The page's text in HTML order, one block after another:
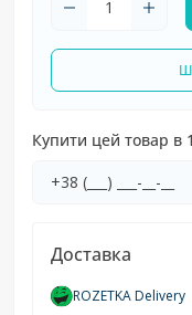
Купити цей товар в
Доставка
ROZETKA Delivery